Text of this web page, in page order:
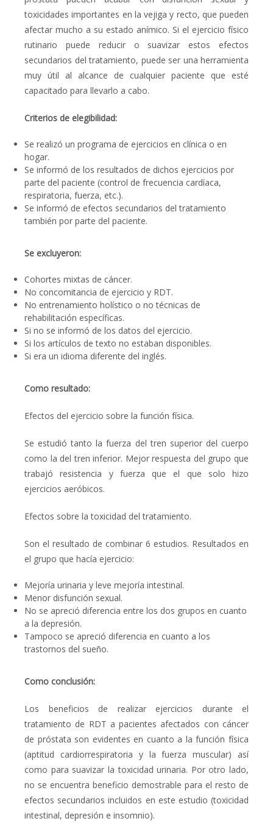
toxicidades importantes en la vejiga y recto, que pueden
afectar mucho a su estado anímico. Si el ejercicio físico
rutinario puede reducir o suavizar estos efectos
secundarios del tratamiento, puede ser una herramienta
muy útil al alcance de cualquier paciente que esté
capacitado para llevarlo a cabo.
Criterios de elegibilidad:
Se realizó un programa de ejercicios en clínica o en
hogar.
Se informó de los resultados de dichos ejercicios por
parte del paciente (control de frecuencia cardíaca,
respiratoria, fuerza, etc.).
Se informó de efectos secundarios del tratamiento
también por parte del paciente.
Se excluyeron:
Cohortes mixtas de cáncer.
No concomitancia de ejercicio y RDT.
No entrenamiento holístico o no técnicas de
rehabilitación específicas.
Si no se informó de los datos del ejercicio.
Si los artículos de texto no estaban disponibles.
Si era un idioma diferente del inglés.
Como resultado:
Efectos del ejercicio sobre la función física.
Se estudió tanto la fuerza del tren superior del cuerpo
como la del tren inferior. Mejor respuesta del grupo que
trabajó resistencia y fuerza que el que solo hizo
ejercicios aeróbicos.
Efectos sobre la toxicidad del tratamiento.
Son el resultado de combinar 6 estudios. Resultados en
el grupo que hacía ejercicio:
Mejoría urinaria y leve mejoría intestinal.
Menor disfunción sexual.
No se apreció diferencia entre los dos grupos en cuanto
a la depresión.
Tampoco se apreció diferencia en cuanto a los
trastornos del sueño.
Como conclusión:
Los beneficios de realizar ejercicios durante el
tratamiento de RDT a pacientes afectados con cáncer
de próstata son evidentes en cuanto a la función física
(aptitud cardiorrespiratoria y la fuerza muscular) así
como para suavizar la toxicidad urinaria. Por otro lado,
no se encuentra beneficio demostrable para el resto de
efectos secundarios incluidos en este estudio (toxicidad
intestinal, depresión e insomnio).